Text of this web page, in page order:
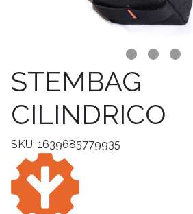
STEMBAG
CILINDRICO
SKU: 1639685779935